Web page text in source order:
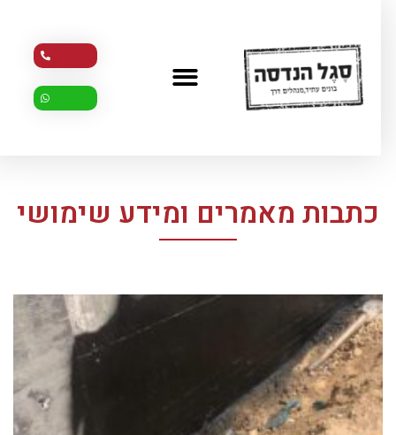
כתבות מאמרים ומידע שימושי